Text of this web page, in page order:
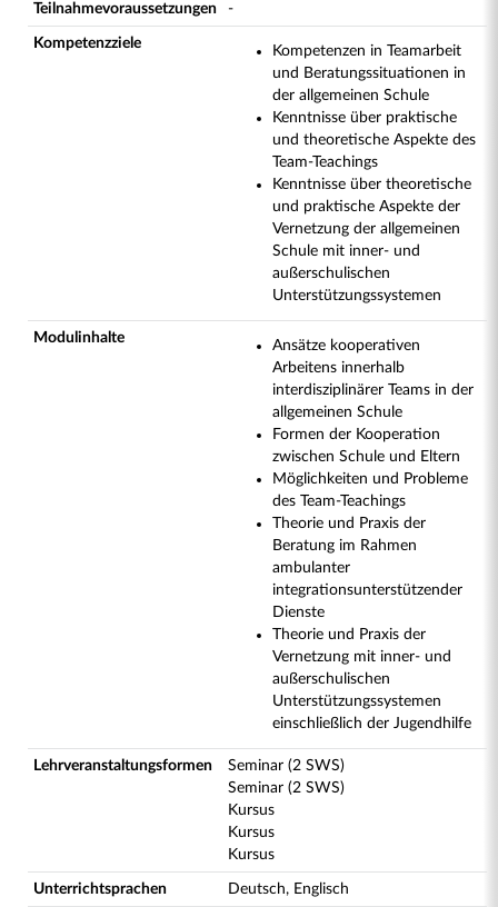
Teilnahmevoraussetzungen -
Kompetenzziele
Kompetenzen in Teamarbeit
und Beratungssituationen in
der allgemeinen Schule
Kenntnisse über praktische
und theoretische Aspekte des
Team-Teachings
Kenntnisse über theoretische
und praktische Aspekte der
Vernetzung der allgemeinen
Schule mit inner- und
außerschulischen
Unterstützungssystemen
Modulinhalte
Ansätze kooperativen
Arbeitens innerhalb
interdisziplinärer Teams in der
allgemeinen Schule
Formen der Kooperation
zwischen Schule und Eltern
Möglichkeiten und Probleme
des Team-Teachings
Theorie und Praxis der
Beratung im Rahmen
ambulanter
integrationsunterstützender
Dienste
Theorie und Praxis der
Vernetzung mit inner- und
außerschulischen
Unterstützungssystemen
einschließlich der Jugendhilfe
Lehrveranstaltungsformen
Seminar (2 SWS)
Seminar (2 SWS)
Kursus
Kursus
Kursus
Unterrichtsprachen Deutsch, Englisch